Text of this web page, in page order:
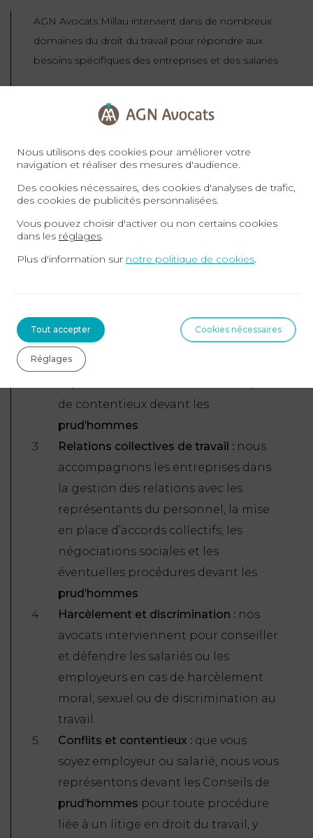
AGN Avocats Millau intervient dans de nombreux
domaines du droit du travail pour répondre aux
besoins spécifiques des entreprises et des salariés
:
Contrats de travail :nous vous
modification, larupture
contrats de travail, en veillant au
protection de vos intérêts.
Licenciements :qu’il s’agisse d’un
rupture conventionnelle, nos avocats
vous conseillent et vous assistent
pour assurer le bon déroulement de
de contentieux devant les
prud’hommes.
Relations collectives de travail : nous
accompagnons les entreprises dans
la gestion des relations avec les
représentants du personnel, la mise
en place d’accords collectifs, les
négociations sociales et les
éventuelles procédures devant les
prud’hommes.
Harcèlement et discrimination : nos
avocats interviennent pour conseiller
et défendre les salariés ou les
employeurs en cas de harcèlement
moral, sexuel ou de discrimination au
travail.
Conflits et contentieux : que vous
soyez employeur ou salarié, nous vous
représentons devant les Conseils de
prud’hommes pour toute procédure
liée à un litige en droit du travail, y
Nous utilisons des cookies pour améliorer votre
navigation et réaliser des mesures d'audience.
Des cookies nécessaires, des cookies d'analyses de trafic,
des cookies de publicités personnalisées.
Vous pouvez choisir d'activer ou non certains cookies
dans les réglages.
Plus d'information sur notre politique de cookies.
Tout accepter Cookies nécessaires
Réglages